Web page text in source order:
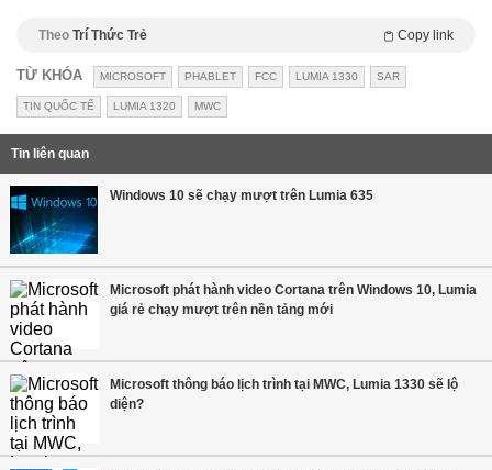
Theo Trí Thức Trẻ Copy link
TỪ KHÓA MICROSOFT PHABLET FCC LUMIA 1330 SAR
TIN QUỐC TẾ LUMIA 1320 MWC
Tin liên quan
Windows 10 sẽ chạy mượt trên Lumia 635
Microsoft phát hành video Cortana trên Windows 10, Lumia
giá rẻ chạy mượt trên nền tảng mới
Microsoft thông báo lịch trình tại MWC, Lumia 1330 sẽ lộ
diện?